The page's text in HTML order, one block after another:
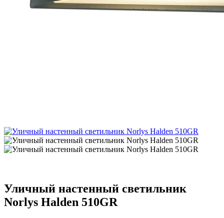
Уличный настенный светильник
Norlys Halden 510GR